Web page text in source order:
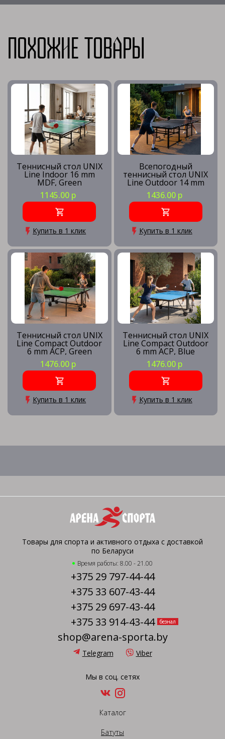
Похожие товары
Теннисный стол UNIX
Line Indoor 16 mm
MDF, Green
1145.00 р
Купить в 1 клик
Всепогодный
теннисный стол UNIX
Line Outdoor 14 mm
SMC, Grey
1436.00 р
Купить в 1 клик
Теннисный стол UNIX
Line Compact Outdoor
6 mm ACP, Green
1476.00 р
Купить в 1 клик
Теннисный стол UNIX
Line Compact Outdoor
6 mm ACP, Blue
1476.00 р
Купить в 1 клик
Товары для спорта и активного отдыха с доставкой
по Беларуси
Время работы: 8.00 - 21.00
+375 29 797-44-44
+375 33 607-43-44
+375 29 697-43-44
+375 33 914-43-44
безнал
shop@arena-sporta.by
Telegram Viber
Мы в соц. сетях
Каталог
Батуты